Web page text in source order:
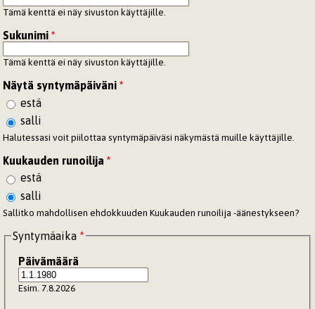
Tämä kenttä ei näy sivuston käyttäjille.
Sukunimi*
Tämä kenttä ei näy sivuston käyttäjille.
Näytä syntymäpäiväni*
estä
salli
Halutessasi voit piilottaa syntymäpäiväsi näkymästä muille käyttäjille.
Kuukauden runoilija*
estä
salli
Sallitko mahdollisen ehdokkuuden Kuukauden runoilija -äänestykseen?
Syntymäaika *
Päivämäärä
Esim. 7.8.2026